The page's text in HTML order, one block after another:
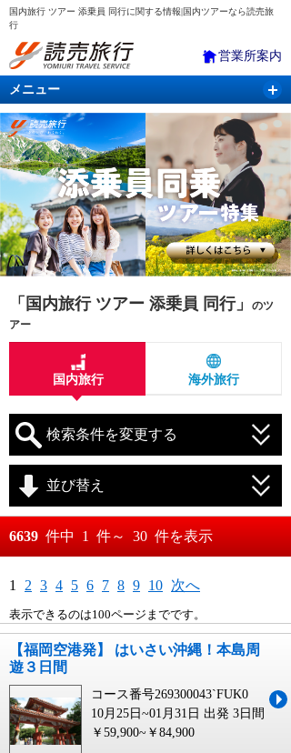
国内旅行 ツアー 添乗員 同行に関する情報|国内ツアーなら読売旅
行
営業所案内
メニュー
国内旅行 バスツアー 海外旅行 クルーズ
航空・ＪＲ＋宿泊 航空券＆ホテル
「国内旅行 ツアー 添乗員 同行」
のツ
アー
国内旅行 海外旅行
検索条件を変更する
月 日～
月 日
並び替え
おすすめ順
料金が高い順
6639 件中 1 件～ 30 件を表示
1 2 3 4 5 6 7 8 9 10 次へ
表示できるのは100ページまでです。
【福岡空港発】 はいさい沖縄！本島周
遊３日間
コース番号269300043`FUK0
10月25日~01月31日 出発 3日間
￥59,900~￥84,900